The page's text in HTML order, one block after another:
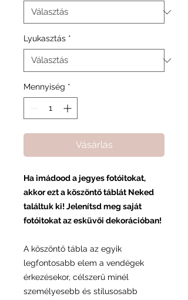
Lyukasztás *
Mennyiség *
Vásárlás
Ha imádood a jegyes fotóitokat,
akkor ezt a köszöntő táblát Neked
találtuk ki! Jelenítsd meg saját
fotóitokat az esküvői dekorációban!
A köszöntő tábla az egyik
legfontosabb elem a vendégek
érkezésekor, célszerű minél
személyesebb és stílusosabb